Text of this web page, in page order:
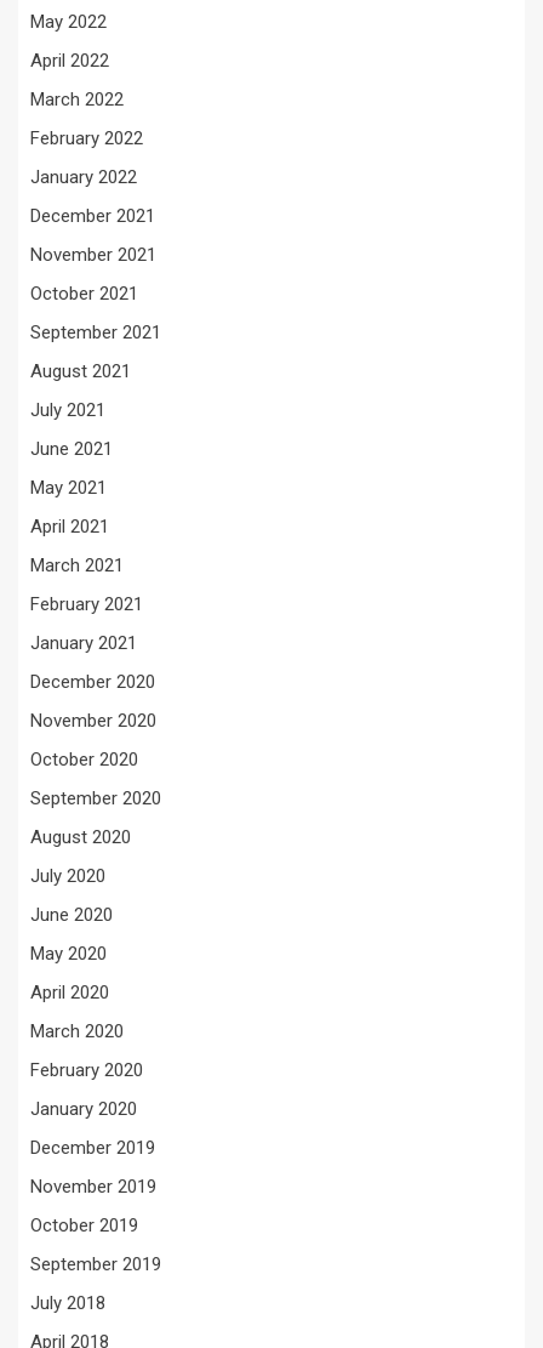
May 2022
April 2022
March 2022
February 2022
January 2022
December 2021
November 2021
October 2021
September 2021
August 2021
July 2021
June 2021
May 2021
April 2021
March 2021
February 2021
January 2021
December 2020
November 2020
October 2020
September 2020
August 2020
July 2020
June 2020
May 2020
April 2020
March 2020
February 2020
January 2020
December 2019
November 2019
October 2019
September 2019
July 2018
April 2018